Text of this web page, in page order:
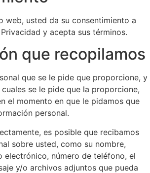
web, usted da su consentimiento a
y acepta sus términos.
que recopilamos
que se le pide que proporcione, y
se le pide que la proporcione,
el momento en que le pidamos que
personal.
es posible que recibamos
sobre usted, como su nombre,
electrónico, número de teléfono, el
y/o archivos adjuntos que pueda